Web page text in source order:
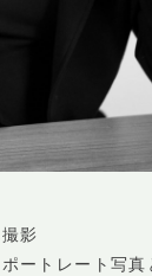
影
ートレート写